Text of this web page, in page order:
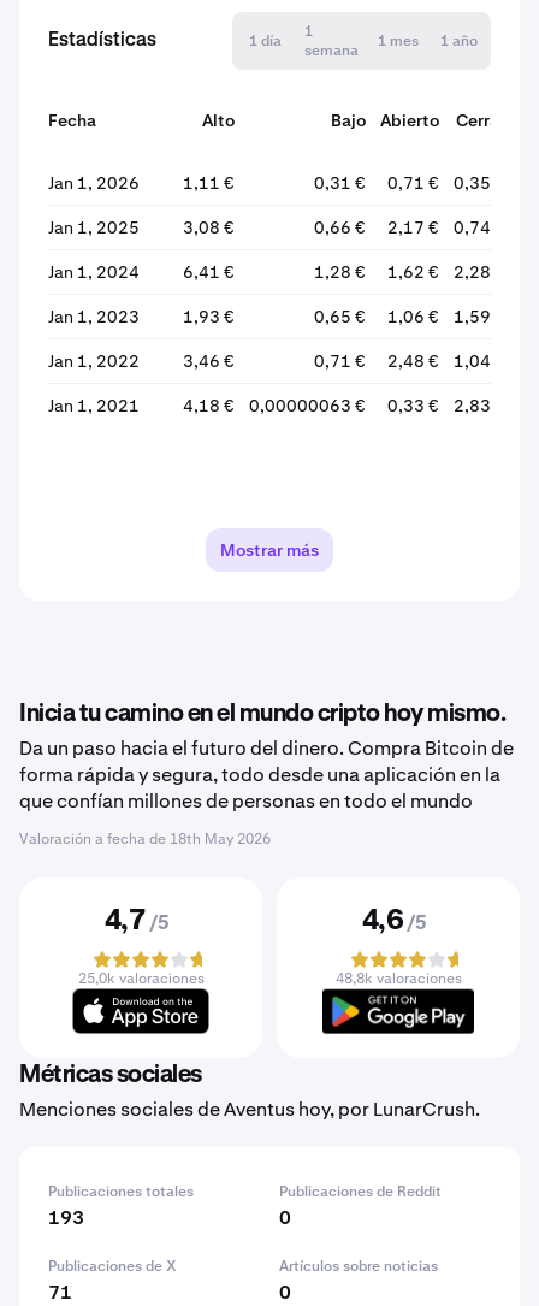
Estadísticas 1 día
1
semana
1 mes 1 año
Fecha Alto Bajo Abierto
Cerrar
Jan 1, 2026
1,11 € 0,31 € 0,71 € 0,35 €
Jan 1, 2025 3,08 € 0,66 € 2,17 € 0,74 €
Jan 1, 2024 6,41 € 1,28 € 1,62 € 2,28 €
Jan 1, 2023 1,93 € 0,65 € 1,06 € 1,59 €
Jan 1, 2022 3,46 € 0,71 € 2,48 € 1,04 €
Jan 1, 2021 4,18 € 0,00000063 € 0,33 € 2,83 €
Mostrar más
Inicia tu camino en el mundo cripto hoy mismo.
Da un paso hacia el futuro del dinero. Compra Bitcoin de
forma rápida y segura, todo desde una aplicación en la
que confían millones de personas en todo el mundo
Valoración a fecha de 18th May 2026
4,7 /5
25,0k valoraciones
4,6 /5
48,8k valoraciones
Métricas sociales
Menciones sociales de Aventus hoy, por LunarCrush.
Publicaciones totales
193
Publicaciones de Reddit
0
Publicaciones de X
71
Artículos sobre noticias
0